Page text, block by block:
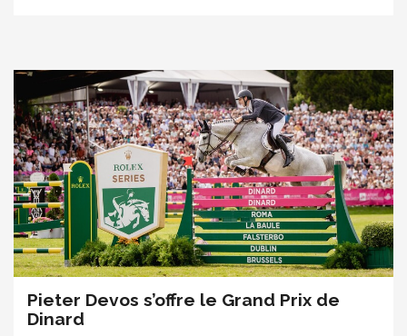
Pieter Devos s’offre le Grand Prix de
Dinard